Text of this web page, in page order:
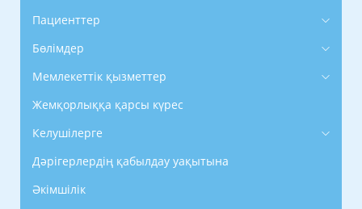
Пациенттер
Бөлімдер
Мемлекеттік қызметтер
Жемқорлыққа қарсы күрес
Келушілерге
Дәрігерлердің қабылдау уақытына
Әкімшілік